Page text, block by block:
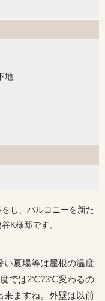
地
し、バルコニーを新た
K様邸です。
い夏場等は屋根の温度
では2℃?3℃変わるの
来ますね。外壁は以前